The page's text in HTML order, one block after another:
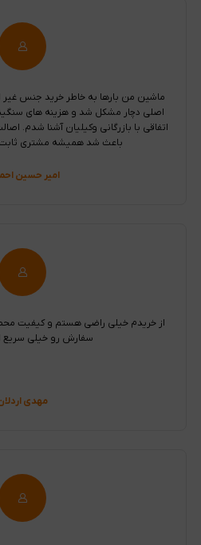
ماشین من بارها به خاطر خرید جنس
اصلی دچار مشکل شد و هزینه های
اتفاقی با بازرگانی وکیلیان آشنا شدم.
باعث شد همیشه مشتری ثابت
امیر حسین
از خریدم خیلی راضی هستم و کیفیت
سفارش رو خیلی سریع
مهدی